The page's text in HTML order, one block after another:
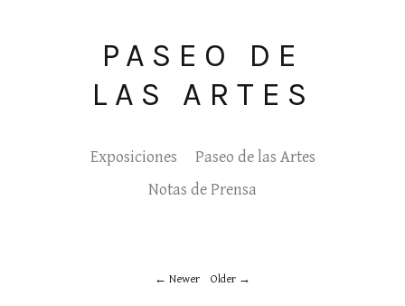
PASEO DE
LAS ARTES
Exposiciones
Paseo de las Artes
Notas de Prensa
Newer Older